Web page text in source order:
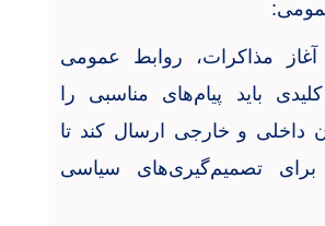
:
مذاکرات، روابط عمومی
باید پیام‌های مناسبی را
داخلی و خارجی ارسال کند تا
تصمیم‌گیری‌های سیاسی